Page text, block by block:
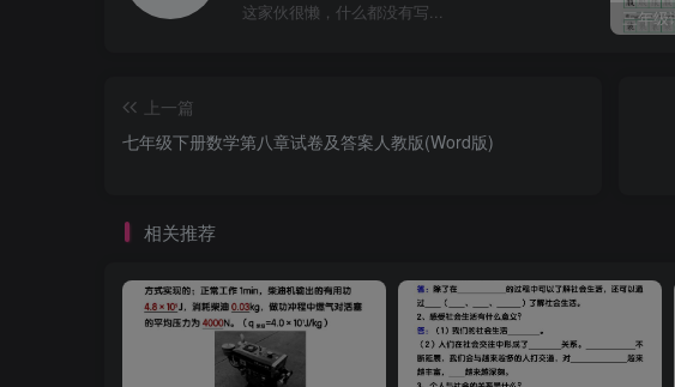
这家伙很懒，什么都没有写...
上一篇
七年级下册数学第八章试卷及答案人教版(Word版)
相关推荐